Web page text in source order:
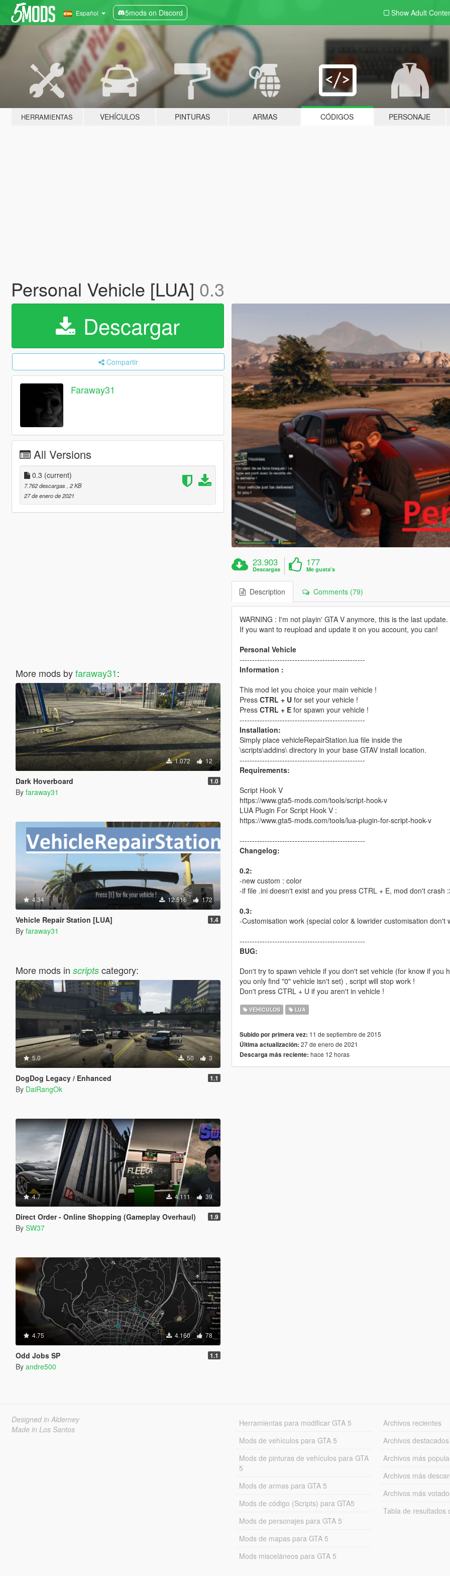
Español 5mods on Discord Show Adult
HERRAMIENTAS VEHÍCULOS PINTURAS ARMAS CÓDIGOS PERSONAJE
Personal Vehicle [LUA] 0.3
Descargar
Compartir
Faraway31
All Versions
0.3 (current)
7.762 descargas , 2 KB
27 de enero de 2021
More mods byfaraway31:
1.072 12
Dark Hoverboard 1.0
By faraway31
4.34 12.516 172
Vehicle Repair Station [LUA] 1.4
By faraway31
More mods in scriptscategory:
5.0 50 3
DogDog Legacy / Enhanced 1.1
By DaiRangOk
4.7 4.111 39
Direct Order - Online Shopping (Gameplay Overhaul) 1.9
By SW37
4.75 4.160 78
Odd Jobs SP 1.1
By andre500
23.903
Descargas
177
Me gusta's
Description Comments (79)
WARNING : I'm not playin' GTA V anymore, this is the last update.
If you want to reupload and update it on you account, you can!
Personal Vehicle
--------------------------------------------------
Information :
This mod let you choice your main vehicle !
Press CTRL + Ufor set your vehicle !
Press CTRL + Efor spawn your vehicle !
--------------------------------------------------
Installation:
Simply place vehicleRepairStation.lua file inside the
\scripts\addins\ directory in your base GTAV install location.
--------------------------------------------------
Requirements:
Script Hook V
https://www.gta5-mods.com/tools/script-hook-v
LUA Plugin For Script Hook V :
https://www.gta5-mods.com/tools/lua-plugin-for-script-hook-v
--------------------------------------------------
Changelog:
0.2:
-new custom : color
-if file .ini doesn't exist and you press CTRL + E, mod don't crash
0.3:
-Customisation work (special color & lowrider customisation don't
--------------------------------------------------
BUG:
Don't try to spawn vehicle if you don't set vehicle (for know if you
you only find "0" vehicle isn't set) , script will stop work !
Don't press CTRL + U if you aren't in vehicle !
VEHÍCULOS LUA
Subido por primera vez: 11 de septiembre de 2015
Última actualización: 27 de enero de 2021
Descarga más reciente: hace 12 horas
Designed in Alderney
Made in Los Santos
Herramientas para modificar GTA 5
Mods de vehículos para GTA 5
Mods de pinturas de vehículos para GTA
5
Mods de armas para GTA 5
Mods de código (Scripts) para GTA5
Mods de personajes para GTA 5
Mods de mapas para GTA 5
Mods misceláneos para GTA 5
Archivos recientes
Archivos destacados
Archivos más
Archivos más
Archivos más
Tabla de resultados